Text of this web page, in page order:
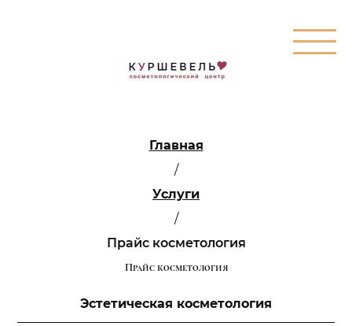
Главная
/
Услуги
/
Прайс косметология
Прайс косметология
Эстетическая косметология